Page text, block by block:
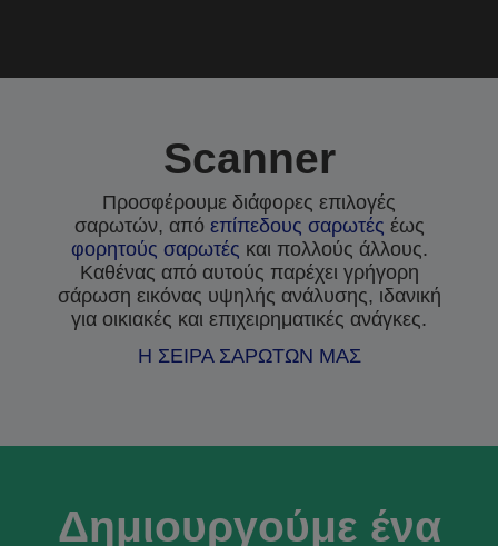
Scanner
Προσφέρουμε διάφορες επιλογές
σαρωτών, από επίπεδους σαρωτές έως
φορητούς σαρωτές και πολλούς άλλους.
Καθένας από αυτούς παρέχει γρήγορη
σάρωση εικόνας υψηλής ανάλυσης, ιδανική
για οικιακές και επιχειρηματικές ανάγκες.
Η ΣΕΙΡΑ ΣΑΡΩΤΩΝ ΜΑΣ
Δημιουργούμε ένα